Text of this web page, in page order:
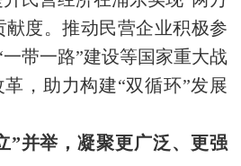
献度。推动民营企业积极参
带一路”建设等国家重大战
，助力构建“双循环”发展
”并举，凝聚更广泛、更强